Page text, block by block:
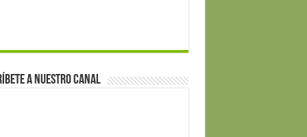
a nuestro canal